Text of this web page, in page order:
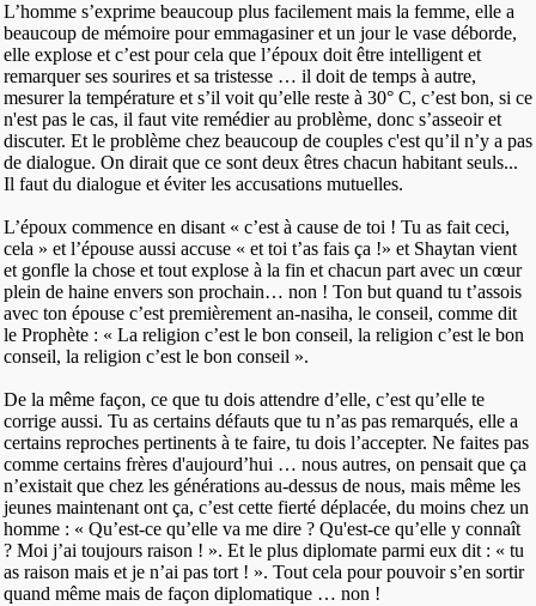
L’homme s’exprime beaucoup plus facilement mais la femme, elle a
beaucoup de mémoire pour emmagasiner et un jour le vase déborde,
elle explose et c’est pour cela que l’époux doit être intelligent et
remarquer ses sourires et sa tristesse … il doit de temps à autre,
mesurer la température et s’il voit qu’elle reste à 30° C, c’est bon, si ce
n'est pas le cas, il faut vite remédier au problème, donc s’asseoir et
discuter. Et le problème chez beaucoup de couples c'est qu’il n’y a pas
de dialogue. On dirait que ce sont deux êtres chacun habitant seuls...
Il faut du dialogue et éviter les accusations mutuelles.
L’époux commence en disant « c’est à cause de toi ! Tu as fait ceci,
cela » et l’épouse aussi accuse « et toi t’as fais ça !» et Shaytan vient
et gonfle la chose et tout explose à la fin et chacun part avec un cœur
plein de haine envers son prochain… non ! Ton but quand tu t’assois
avec ton épouse c’est premièrement an-nasiha, le conseil, comme dit
le Prophète : « La religion c’est le bon conseil, la religion c’est le bon
conseil, la religion c’est le bon conseil ».
De la même façon, ce que tu dois attendre d’elle, c’est qu’elle te
corrige aussi. Tu as certains défauts que tu n’as pas remarqués, elle a
certains reproches pertinents à te faire, tu dois l’accepter. Ne faites pas
comme certains frères d'aujourd’hui … nous autres, on pensait que ça
n’existait que chez les générations au-dessus de nous, mais même les
jeunes maintenant ont ça, c’est cette fierté déplacée, du moins chez un
homme : « Qu’est-ce qu’elle va me dire ? Qu'est-ce qu’elle y connaît
? Moi j’ai toujours raison ! ». Et le plus diplomate parmi eux dit : « tu
as raison mais et je n’ai pas tort ! ». Tout cela pour pouvoir s’en sortir
quand même mais de façon diplomatique … non !